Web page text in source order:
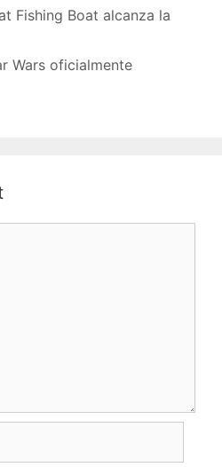
Fishing Boat alcanza la
Wars oficialmente